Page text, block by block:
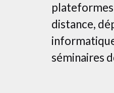
plateformes
distance,
séminaires